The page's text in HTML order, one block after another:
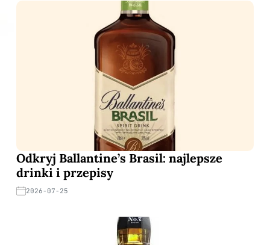
Odkryj Ballantine’s Brasil: najlepsze
drinki i przepisy
2026-07-25